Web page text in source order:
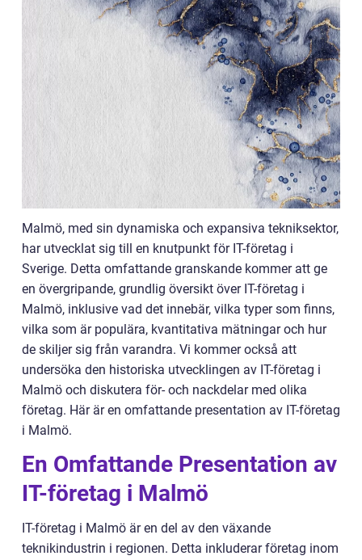
Malmö, med sin dynamiska och expansiva tekniksektor,
har utvecklat sig till en knutpunkt för IT-företag i
Sverige. Detta omfattande granskande kommer att ge
en övergripande, grundlig översikt över IT-företag i
Malmö, inklusive vad det innebär, vilka typer som finns,
vilka som är populära, kvantitativa mätningar och hur
de skiljer sig från varandra. Vi kommer också att
undersöka den historiska utvecklingen av IT-företag i
Malmö och diskutera för- och nackdelar med olika
företag. Här är en omfattande presentation av IT-företag
i Malmö.
En Omfattande Presentation av
IT-företag i Malmö
IT-företag i Malmö är en del av den växande
teknikindustrin i regionen. Detta inkluderar företag inom